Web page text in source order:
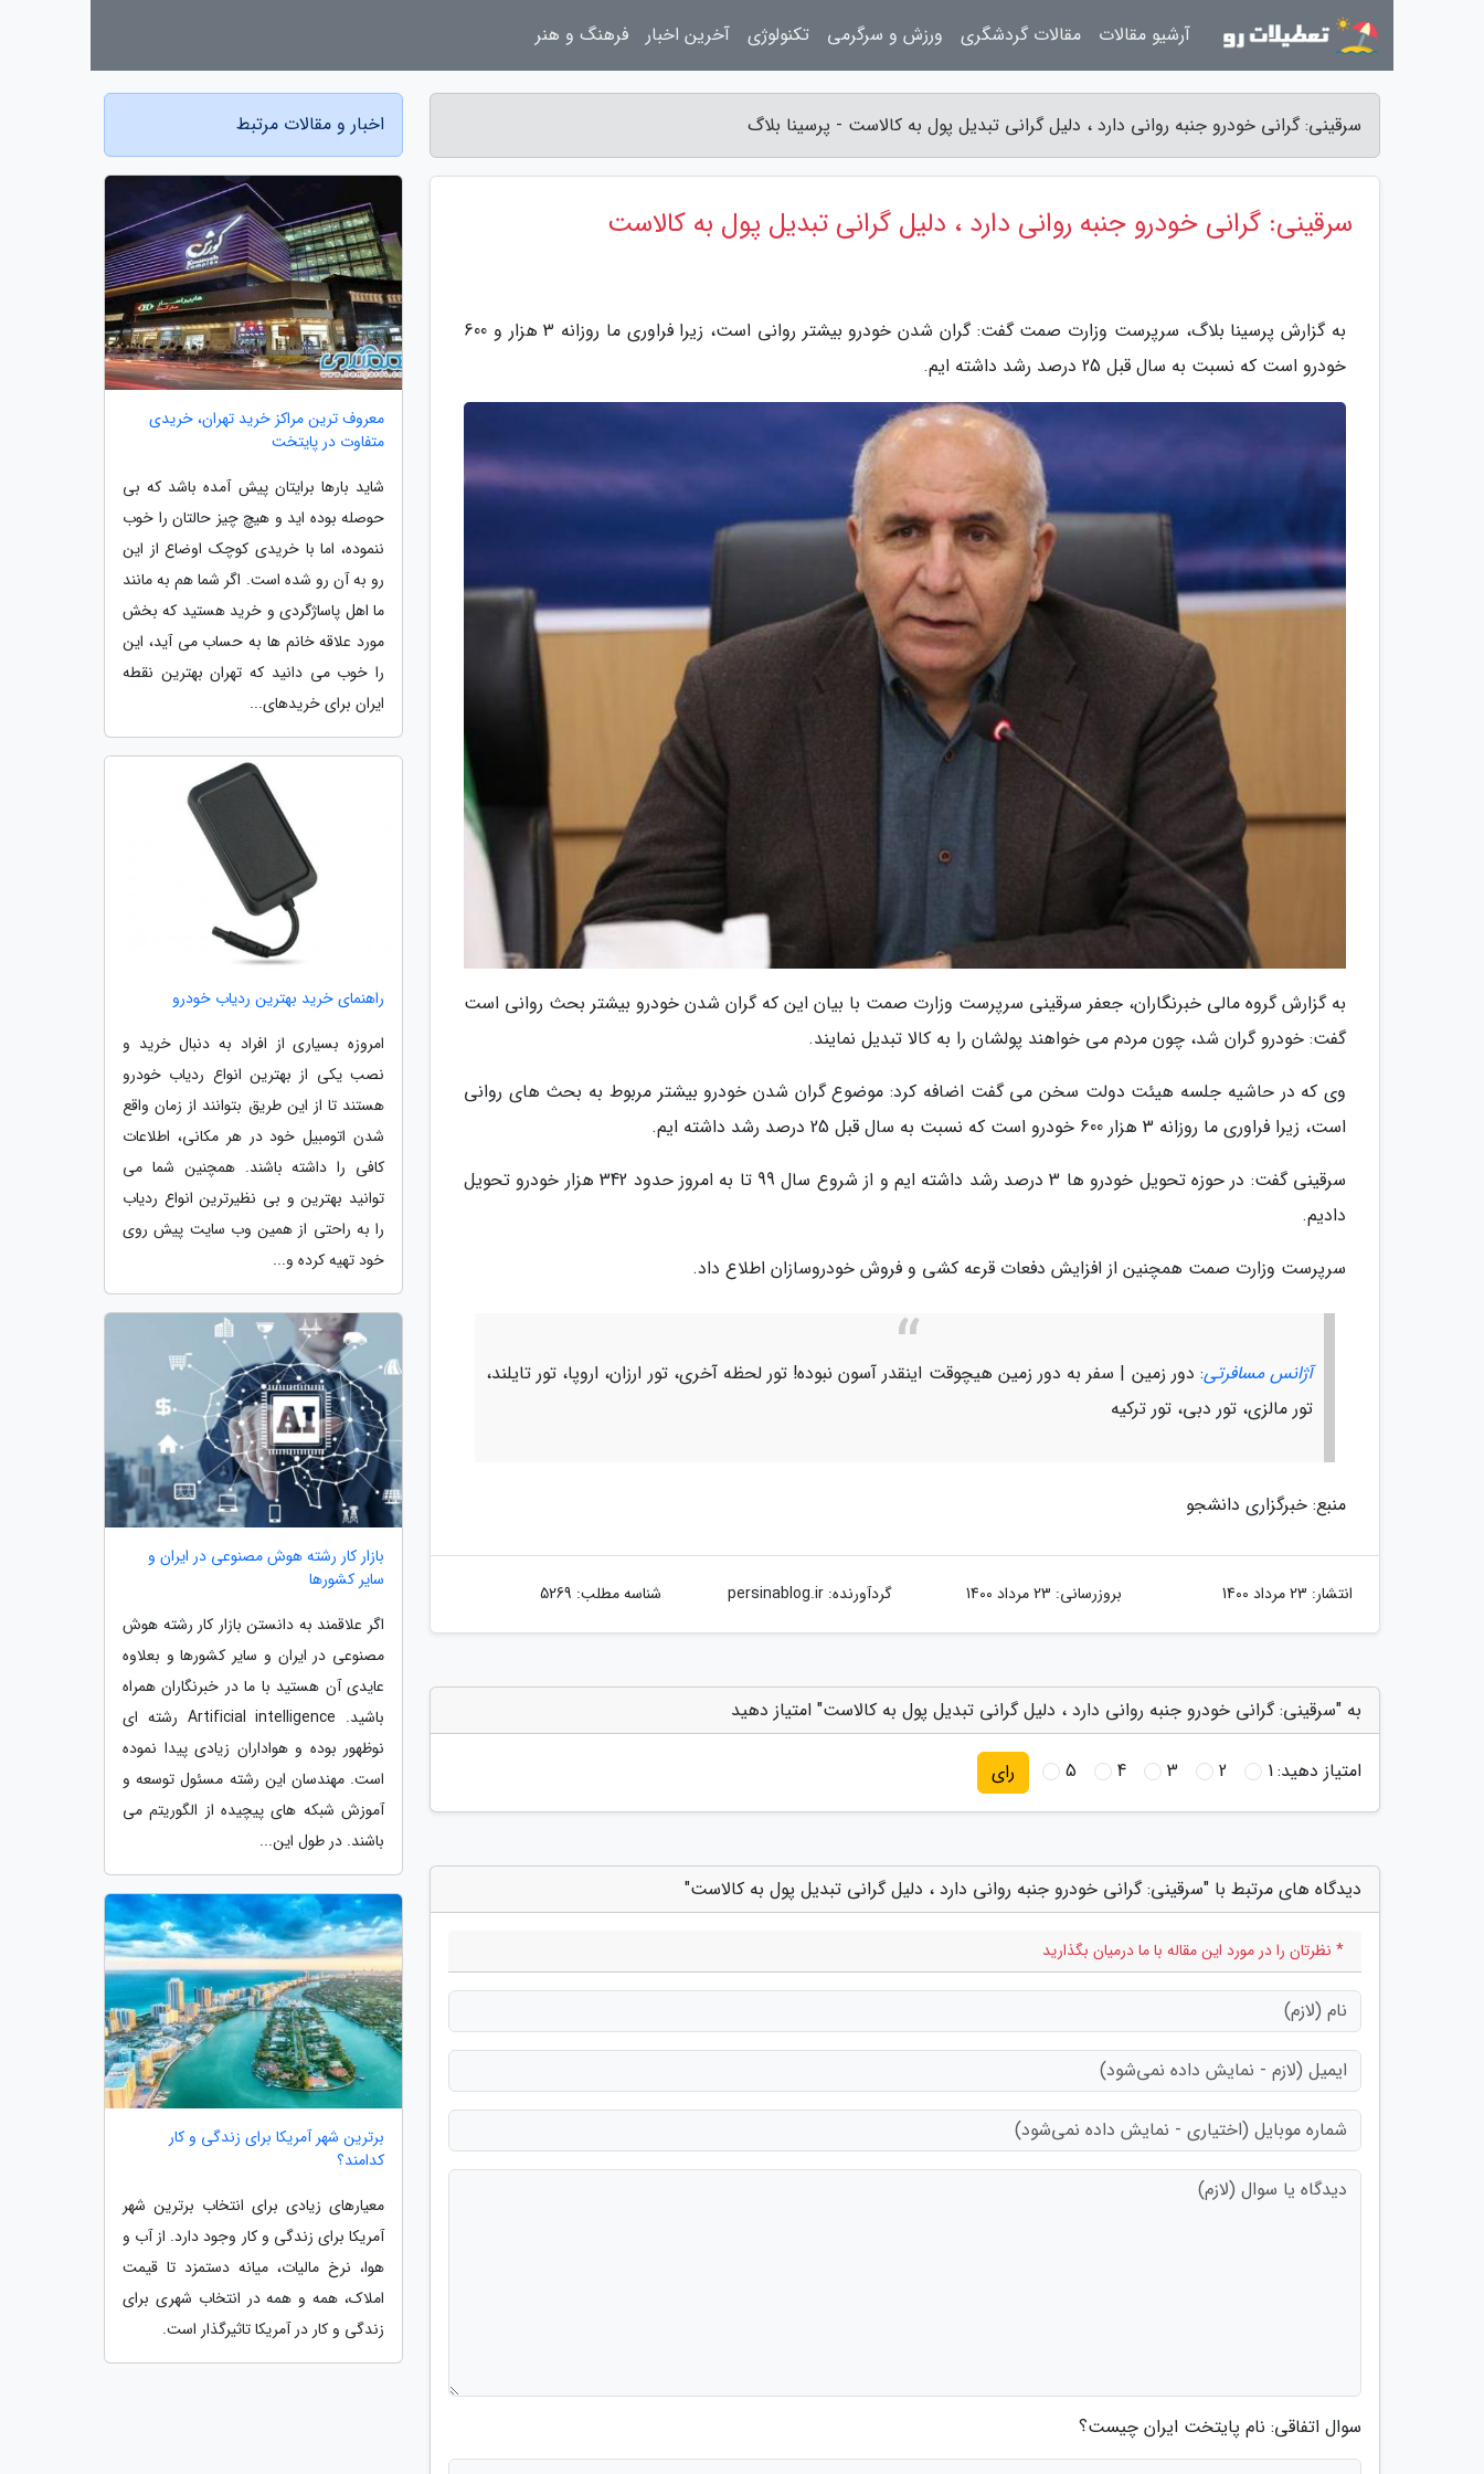
سرقینی: گرانی خودرو جنبه روانی دارد ، دلیل گرانی تبدیل پول به کالاست - پرسینا بلاگ
سرقینی: گرانی خودرو جنبه روانی دارد ، دلیل گرانی تبدیل پول به کالاست
به گزارش پرسینا بلاگ، سرپرست وزارت صمت گفت: گران شدن خودرو بیشتر روانی است، زیرا فراوری ما روزانه 3 هزار و 600
خودرو است که نسبت به سال قبل 25 درصد رشد داشته ایم.
به گزارش گروه مالی خبرنگاران، جعفر سرقینی سرپرست وزارت صمت با بیان این که گران شدن خودرو بیشتر بحث روانی است
گفت: خودرو گران شد، چون مردم می خواهند پولشان را به کالا تبدیل نمایند.
وی که در حاشیه جلسه هیئت دولت سخن می گفت اضافه کرد: موضوع گران شدن خودرو بیشتر مربوط به بحث های روانی
است، زیرا فراوری ما روزانه 3 هزار 600 خودرو است که نسبت به سال قبل 25 درصد رشد داشته ایم.
سرقینی گفت: در حوزه تحویل خودرو ها 3 درصد رشد داشته ایم و از شروع سال 99 تا به امروز حدود 342 هزار خودرو تحویل
دادیم.
سرپرست وزارت صمت همچنین از افزایش دفعات قرعه کشی و فروش خودروسازان اطلاع داد.
آژانس مسافرتی: دور زمین | سفر به دور زمین هیچوقت اینقدر آسون نبوده! تور لحظه آخری، تور ارزان، اروپا، تور تایلند،
تور مالزی، تور دبی، تور ترکیه
منبع: خبرگزاری دانشجو
انتشار: 23 مرداد 1400 بروزرسانی: 23 مرداد 1400 گردآورنده:persinablog.ir شناسه مطلب: 5269
به "سرقینی: گرانی خودرو جنبه روانی دارد ، دلیل گرانی تبدیل پول به کالاست" امتیاز دهید
امتیاز دهید:1
2
3
4
5 رای
دیدگاه های مرتبط با "سرقینی: گرانی خودرو جنبه روانی دارد ، دلیل گرانی تبدیل پول به کالاست"
* نظرتان را در مورد این مقاله با ما درمیان بگذارید
سوال اتفاقی: نام پایتخت ایران چیست؟
اخبار و مقالات مرتبط
معروف ترین مراکز خرید تهران، خریدی
متفاوت در پایتخت
شاید بارها برایتان پیش آمده باشد که بی
حوصله بوده اید و هیچ چیز حالتان را خوب
ننموده، اما با خریدی کوچک اوضاع از این
رو به آن رو شده است. اگر شما هم به مانند
ما اهل پاساژگردی و خرید هستید که بخش
مورد علاقه خانم ها به حساب می آید، این
را خوب می دانید که تهران بهترین نقطه
ایران برای خریدهای...
راهنمای خرید بهترین ردیاب خودرو
امروزه بسیاری از افراد به دنبال خرید و
نصب یکی از بهترین انواع ردیاب خودرو
هستند تا از این طریق بتوانند از زمان واقع
شدن اتومبیل خود در هر مکانی، اطلاعات
کافی را داشته باشند. همچنین شما می
توانید بهترین و بی نظیرترین انواع ردیاب
را به راحتی از همین وب سایت پیش روی
خود تهیه کرده و...
بازار کار رشته هوش مصنوعی در ایران و
سایر کشورها
اگر علاقمند به دانستن بازار کار رشته هوش
مصنوعی در ایران و سایر کشورها و بعلاوه
عایدی آن هستید با ما در خبرنگاران همراه
باشید. Artificial intelligence رشته ای
نوظهور بوده و هواداران زیادی پیدا نموده
است. مهندسان این رشته مسئول توسعه و
آموزش شبکه های پیچیده از الگوریتم می
باشند. در طول این...
برترین شهر آمریکا برای زندگی و کار
کدامند؟
معیارهای زیادی برای انتخاب برترین شهر
آمریکا برای زندگی و کار وجود دارد. از آب و
هوا، نرخ مالیات، میانه دستمزد تا قیمت
املاک، همه و همه در انتخاب شهری برای
زندگی و کار در آمریکا تاثیرگذار است.
آرشیو مقالات مقالات گردشگری ورزش و سرگرمی تکنولوژی آخرین اخبار فرهنگ و هنر